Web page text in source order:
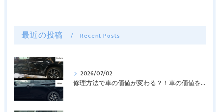
最近の投稿 Recent Posts
2026/07/02
修理方法で車の価値が変わる？！車の価値を守る修理方法について解説！